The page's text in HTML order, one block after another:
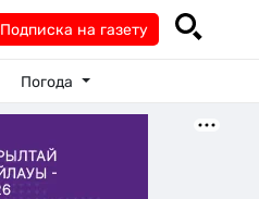
Подписка на газету
Погода